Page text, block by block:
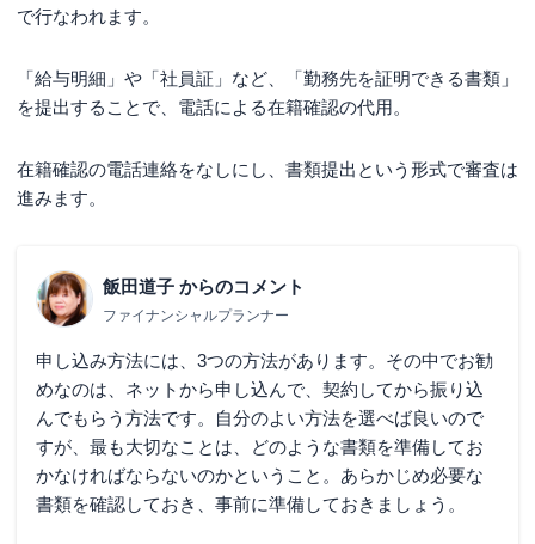
で行なわれます。
「給与明細」や「社員証」など、「勤務先を証明できる書類」
を提出することで、電話による在籍確認の代用。
在籍確認の電話連絡をなしにし、書類提出という形式で審査は
進みます。
飯田道子 からのコメント
ファイナンシャルプランナー
申し込み方法には、3つの方法があります。その中でお勧
めなのは、ネットから申し込んで、契約してから振り込
んでもらう方法です。自分のよい方法を選べば良いので
すが、最も大切なことは、どのような書類を準備してお
かなければならないのかということ。あらかじめ必要な
書類を確認しておき、事前に準備しておきましょう。